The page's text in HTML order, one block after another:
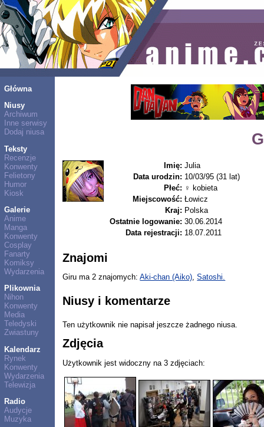
Główna
Niusy
Archiwum
Inne serwisy
Dodaj niusa
Teksty
Recenzje
Konwenty
Felietony
Humor
Kiosk
Galerie
Anime
Manga
Konwenty
Cosplay
Fanarty
Komiksy
Wydarzenia
Plikownia
Nihon
Konwenty
Media
Teledyski
Zwiastuny
Kalendarz
Rynek
Konwenty
Wydarzenia
Telewizja
Radio
Audycje
Muzyka
Imię: Julia
Data urodzin: 10/03/95 (31 lat)
Płeć: ♀ kobieta
Miejscowość: Łowicz
Kraj: Polska
Ostatnie logowanie: 30.06.2014
Data rejestracji: 18.07.2011
Znajomi
Giru ma 2 znajomych:Aki-chan (Aiko),Satoshi.
Niusy i komentarze
Ten użytkownik nie napisał jeszcze żadnego niusa.
Zdjęcia
Użytkownik jest widoczny na 3 zdjęciach: